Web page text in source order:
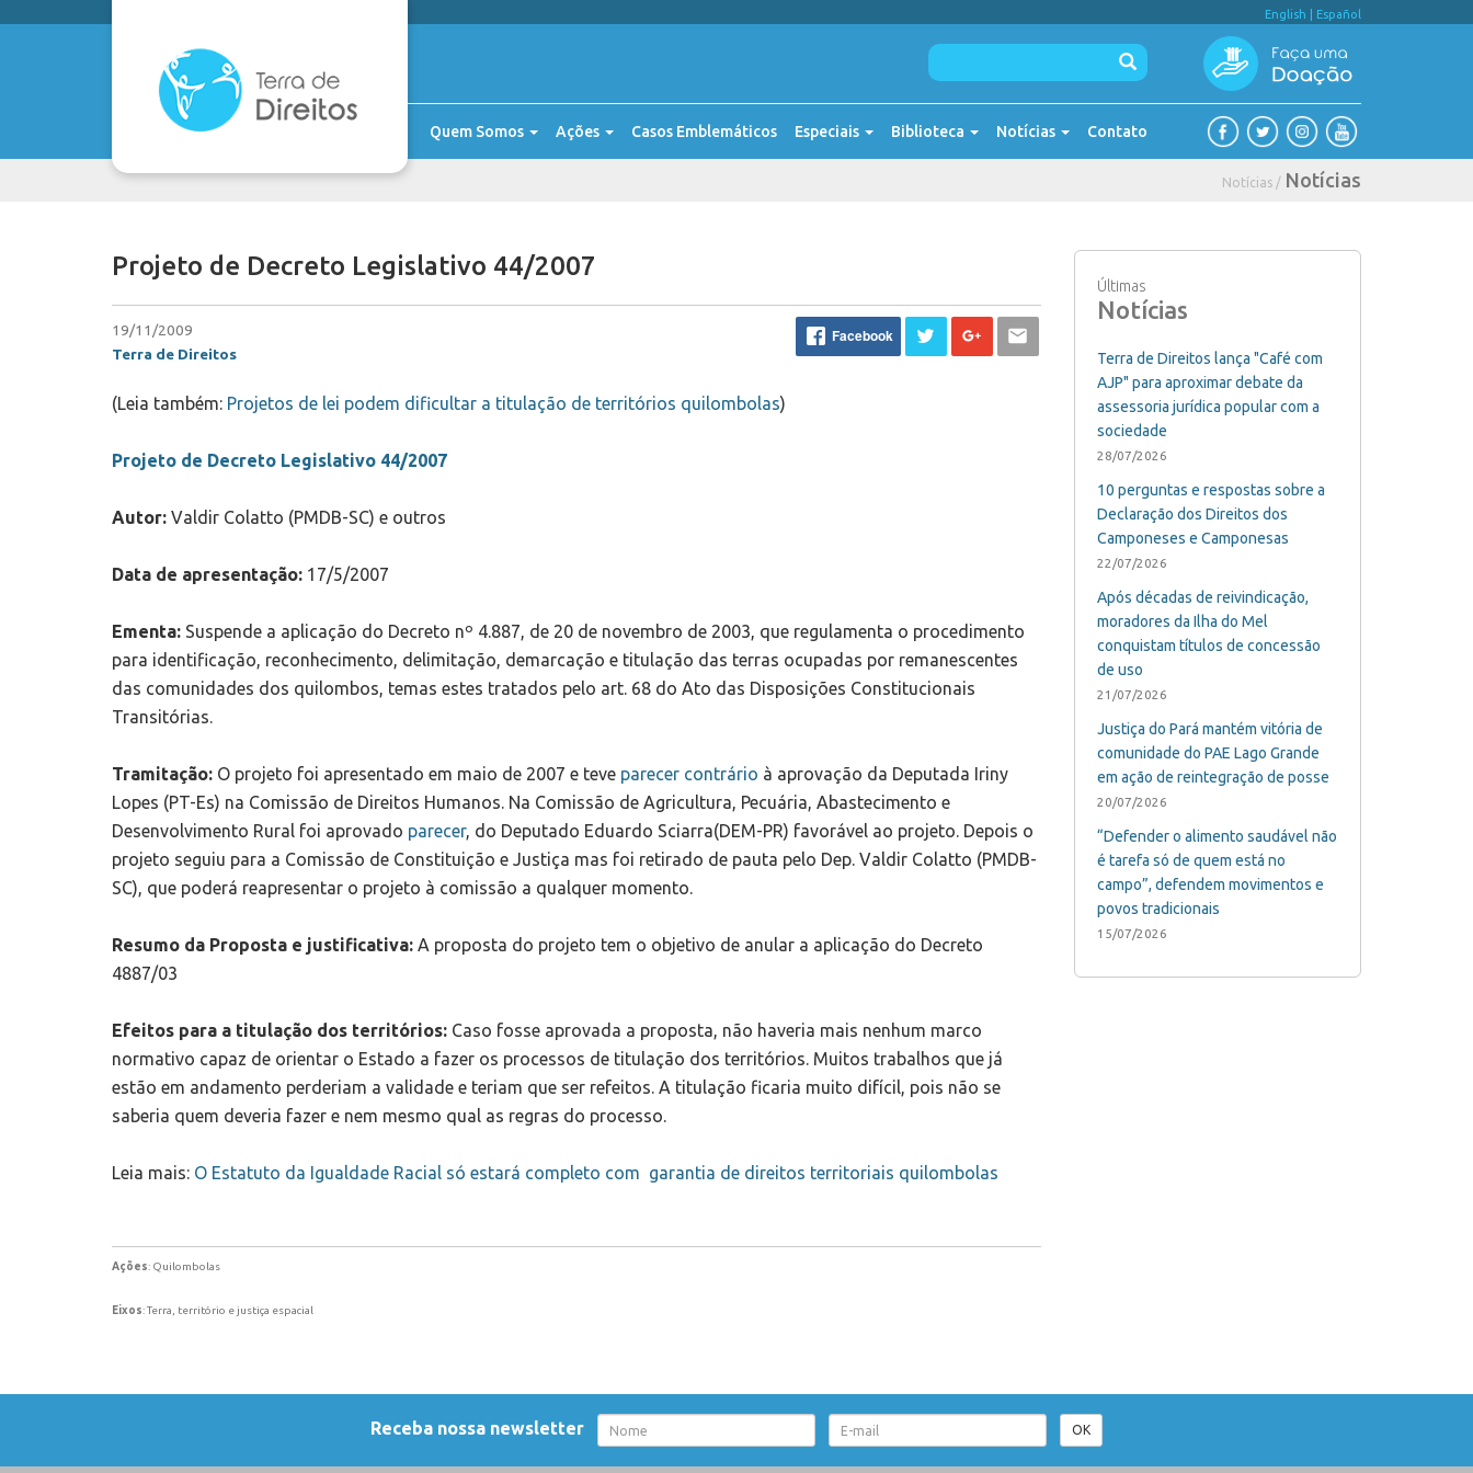
English Español
Quem Somos Ações Casos Emblemáticos Especiais Biblioteca Notícias Contato
Notícias / Notícias
Projeto de Decreto Legislativo 44/2007
19/11/2009
Terra de Direitos
Facebook
(Leia também: Projetos de lei podem dificultar a titulação de territórios quilombolas)
Projeto de Decreto Legislativo 44/2007
Autor: Valdir Colatto (PMDB-SC) e outros
Data de apresentação: 17/5/2007
Ementa: Suspende a aplicação do Decreto nº 4.887, de 20 de novembro de 2003, que regulamenta o procedimento
para identificação, reconhecimento, delimitação, demarcação e titulação das terras ocupadas por remanescentes
das comunidades dos quilombos, temas estes tratados pelo art. 68 do Ato das Disposições Constitucionais
Transitórias.
Tramitação: O projeto foi apresentado em maio de 2007 e teve parecer contrário à aprovação da Deputada Iriny
Lopes (PT-Es) na Comissão de Direitos Humanos. Na Comissão de Agricultura, Pecuária, Abastecimento e
Desenvolvimento Rural foi aprovado parecer, do Deputado Eduardo Sciarra(DEM-PR) favorável ao projeto. Depois o
projeto seguiu para a Comissão de Constituição e Justiça mas foi retirado de pauta pelo Dep. Valdir Colatto (PMDB-
SC), que poderá reapresentar o projeto à comissão a qualquer momento.
Resumo da Proposta e justificativa: A proposta do projeto tem o objetivo de anular a aplicação do Decreto
4887/03
Efeitos para a titulação dos territórios: Caso fosse aprovada a proposta, não haveria mais nenhum marco
normativo capaz de orientar o Estado a fazer os processos de titulação dos territórios. Muitos trabalhos que já
estão em andamento perderiam a validade e teriam que ser refeitos. A titulação ficaria muito difícil, pois não se
saberia quem deveria fazer e nem mesmo qual as regras do processo.
Leia mais: O Estatuto da Igualdade Racial só estará completo com garantia de direitos territoriais quilombolas
Ações: Quilombolas
Eixos: Terra, território e justiça espacial
Últimas
Notícias
Terra de Direitos lança "Café com
AJP" para aproximar debate da
assessoria jurídica popular com a
sociedade
28/07/2026
10 perguntas e respostas sobre a
Declaração dos Direitos dos
Camponeses e Camponesas
22/07/2026
Após décadas de reivindicação,
moradores da Ilha do Mel
conquistam títulos de concessão
de uso
21/07/2026
Justiça do Pará mantém vitória de
comunidade do PAE Lago Grande
em ação de reintegração de posse
20/07/2026
“Defender o alimento saudável não
é tarefa só de quem está no
campo”, defendem movimentos e
povos tradicionais
15/07/2026
Receba nossa newsletter OK